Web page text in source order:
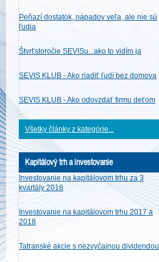
Peňazí dostatok, nápadov veľa, ale nie sú
ľudia
Štvrťstoročie SEVISu...ako to vidím ja
SEVIS KLUB - Ako riadiť ľudí bez domova
SEVIS KLUB - Ako odovzdať firmu deťom
Všetky články z kategórie...
Kapitálový trh a investovanie
Investovanie na kapitálovom trhu za 3
kvartály 2018
Investovanie na kapitálovom trhu 2017 a
2018
Tatranské akcie s nezvyčajnou dividendou